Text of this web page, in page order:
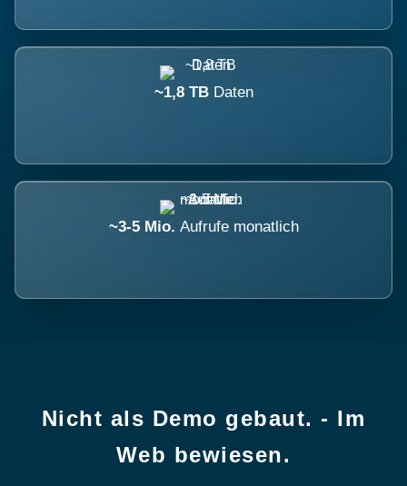
~1,8 TB Daten
~3-5 Mio. Aufrufe monatlich
Nicht als Demo gebaut. - Im
Web bewiesen.